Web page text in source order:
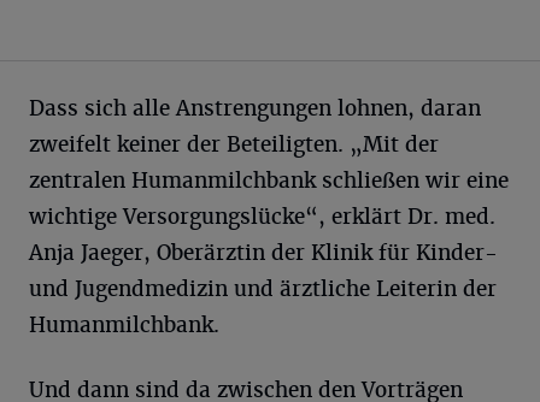
Dass sich alle Anstrengungen lohnen, daran
zweifelt keiner der Beteiligten. „Mit der
zentralen Humanmilchbank schließen wir eine
wichtige Versorgungslücke“, erklärt Dr. med.
Anja Jaeger, Oberärztin der Klinik für Kinder-
und Jugendmedizin und ärztliche Leiterin der
Humanmilchbank.
Und dann sind da zwischen den Vorträgen